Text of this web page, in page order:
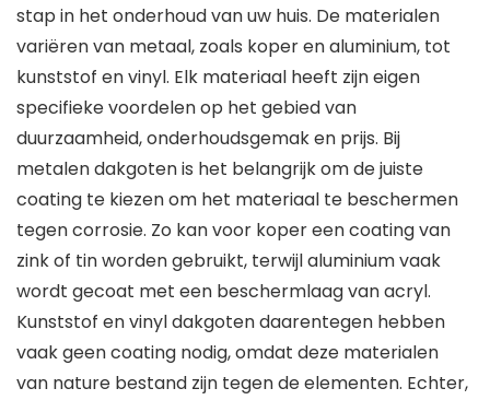
stap in het onderhoud van uw huis. De materialen
variëren van metaal, zoals koper en aluminium, tot
kunststof en vinyl. Elk materiaal heeft zijn eigen
specifieke voordelen op het gebied van
duurzaamheid, onderhoudsgemak en prijs. Bij
metalen dakgoten is het belangrijk om de juiste
coating te kiezen om het materiaal te beschermen
tegen corrosie. Zo kan voor koper een coating van
zink of tin worden gebruikt, terwijl aluminium vaak
wordt gecoat met een beschermlaag van acryl.
Kunststof en vinyl dakgoten daarentegen hebben
vaak geen coating nodig, omdat deze materialen
van nature bestand zijn tegen de elementen. Echter,